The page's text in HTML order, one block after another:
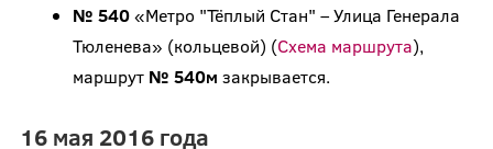
№ 540«Метро "Тёплый Стан" – Улица Генерала
Тюленева» (кольцевой) (Схема маршрута),
маршрут № 540м закрывается.
16 мая 2016 года